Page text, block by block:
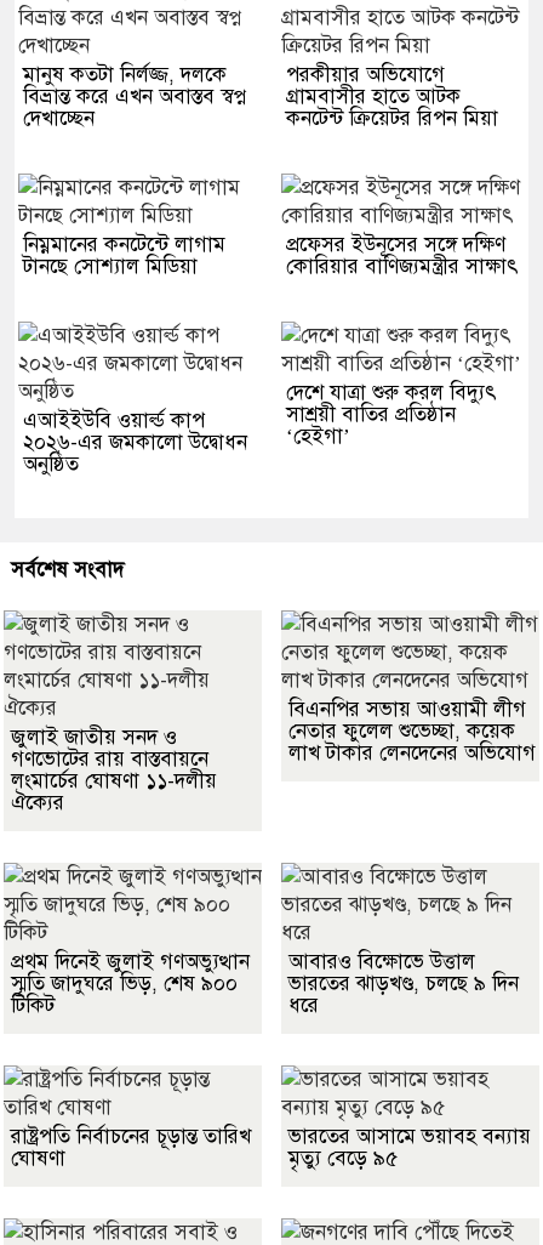
মানুষ কতটা নির্লজ্জ, দলকে
বিভ্রান্ত করে এখন অবাস্তব স্বপ্ন
দেখাচ্ছেন
পরকীয়ার অভিযোগে
গ্রামবাসীর হাতে আটক
কনটেন্ট ক্রিয়েটর রিপন মিয়া
নিম্নমানের কনটেন্টে লাগাম
টানছে সোশ্যাল মিডিয়া
প্রফেসর ইউনূসের সঙ্গে দক্ষিণ
কোরিয়ার বাণিজ্যমন্ত্রীর সাক্ষাৎ
এআইইউবি ওয়ার্ল্ড কাপ
২০২৬-এর জমকালো উদ্বোধন
অনুষ্ঠিত
দেশে যাত্রা শুরু করল বিদ্যুৎ
সাশ্রয়ী বাতির প্রতিষ্ঠান
‘হেইগা’
সর্বশেষ সংবাদ
জুলাই জাতীয় সনদ ও
গণভোটের রায় বাস্তবায়নে
লংমার্চের ঘোষণা ১১-দলীয়
ঐক্যের
বিএনপির সভায় আওয়ামী লীগ
নেতার ফুলেল শুভেচ্ছা, কয়েক
লাখ টাকার লেনদেনের অভিযোগ
প্রথম দিনেই জুলাই গণঅভ্যুত্থান
স্মৃতি জাদুঘরে ভিড়, শেষ ৯০০
টিকিট
আবারও বিক্ষোভে উত্তাল
ভারতের ঝাড়খণ্ড, চলছে ৯ দিন
ধরে
রাষ্ট্রপতি নির্বাচনের চূড়ান্ত তারিখ
ঘোষণা
ভারতের আসামে ভয়াবহ বন্যায়
মৃত্যু বেড়ে ৯৫